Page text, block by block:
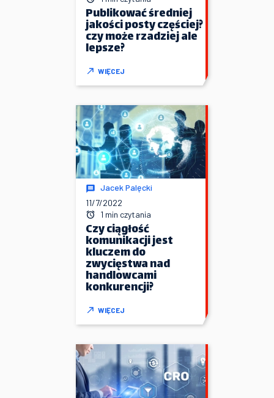
Publikować średniej
jakości posty częściej?
czy może rzadziej ale
lepsze?
WIĘCEJ
Jacek Palęcki
11/7/2022
1 min czytania
Czy ciągłość
komunikacji jest
kluczem do
zwycięstwa nad
handlowcami
konkurencji?
WIĘCEJ